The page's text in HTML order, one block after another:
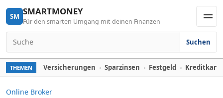
Skip to content
SM SMARTMONEY
Für den smarten Umgang mit deinen Finanzen
Search for:
Suchen
THEMEN Versicherungen Sparzinsen Festgeld
Online Broker